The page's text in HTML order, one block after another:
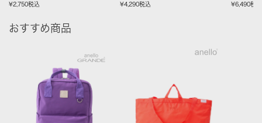
¥2,750税込 ¥4,290税込 ¥6,490税込
おすすめ商品